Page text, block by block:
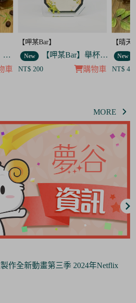
【晴天咖啡館】吊飾套組
車
【呷某Bar】
New 【呷某Bar】舉杯菟菟款 飯友
NT$ 200 購物車
【晴天
New
NT$
MORE
作全新動畫第三季 2024年Netflix